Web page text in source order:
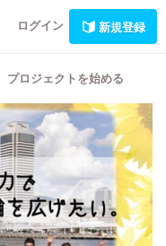
ログイン 新規登録
プロジェクトを始める